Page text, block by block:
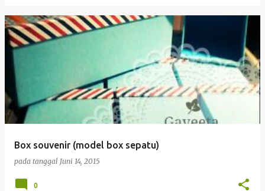
Box souvenir (model box sepatu)
pada tanggal Juni 14, 2015
0